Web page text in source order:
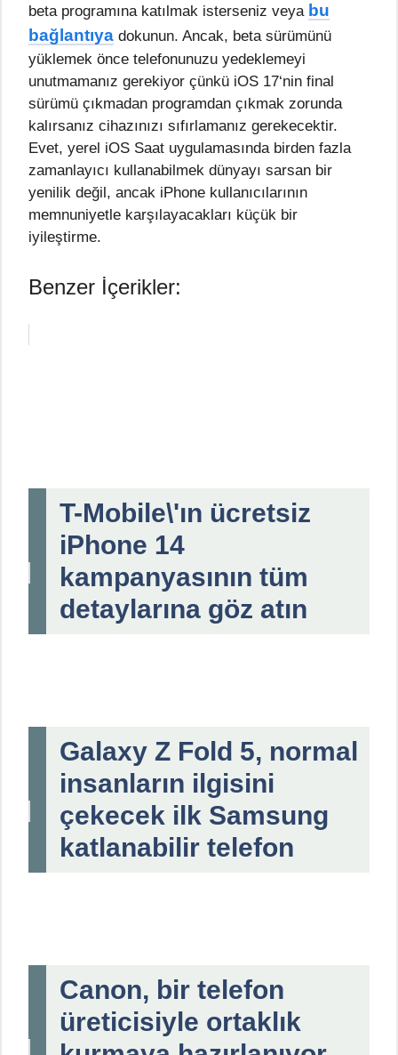
beta programına katılmak isterseniz veya bu
bağlantıya dokunun. Ancak, beta sürümünü
yüklemek önce telefonunuzu yedeklemeyi
unutmamanız gerekiyor çünkü iOS 17‘nin final
sürümü çıkmadan programdan çıkmak zorunda
kalırsanız cihazınızı sıfırlamanız gerekecektir.
Evet, yerel iOS Saat uygulamasında birden fazla
zamanlayıcı kullanabilmek dünyayı sarsan bir
yenilik değil, ancak iPhone kullanıcılarının
memnuniyetle karşılayacakları küçük bir
iyileştirme.
Benzer İçerikler:
T-Mobile\'ın ücretsiz
iPhone 14
kampanyasının tüm
detaylarına göz atın
Galaxy Z Fold 5, normal
insanların ilgisini
çekecek ilk Samsung
katlanabilir telefon
Canon, bir telefon
üreticisiyle ortaklık